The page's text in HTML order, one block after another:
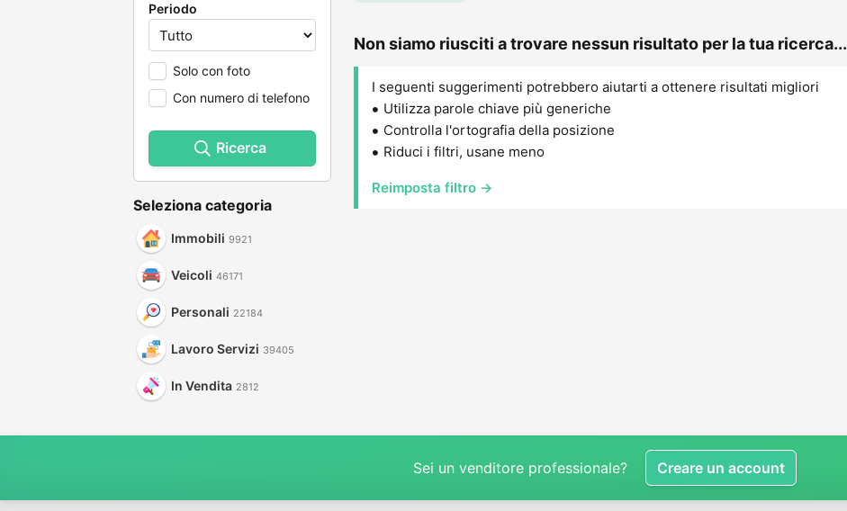
Periodo
Solo con foto
Con numero di telefono
Ricerca
Seleziona categoria
Immobili 9921
Veicoli 46171
Personali 22184
Lavoro Servizi 39405
In Vendita 2812
Non siamo riusciti a trovare nessun risultato per la tua ricerca...
I seguenti suggerimenti potrebbero aiutarti a ottenere risultati migliori
Utilizza parole chiave più generiche
Controlla l'ortografia della posizione
Riduci i filtri, usane meno
Reimposta filtro →
Sei un venditore professionale? Creare un account